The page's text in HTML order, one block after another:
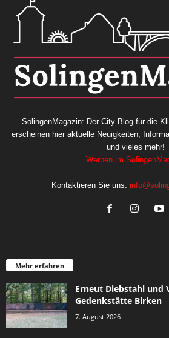
SolingenMagazin: Der City-Blog für die
erscheinen hier aktuelle Neuigkeiten,
und vieles mehr!
Werben im
Kontaktieren Sie uns:
Mehr erfahren
Erneut Diebstahl und
Gedenkstätte Birken
7. August 2026